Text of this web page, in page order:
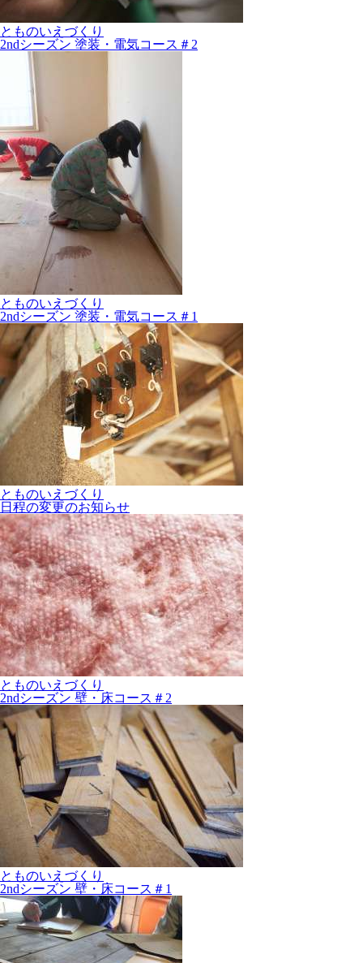
とものいえづくり
2ndシーズン 塗装・電気コース＃2
とものいえづくり
2ndシーズン 塗装・電気コース＃1
とものいえづくり
日程の変更のお知らせ
とものいえづくり
2ndシーズン 壁・床コース＃2
とものいえづくり
2ndシーズン 壁・床コース＃1